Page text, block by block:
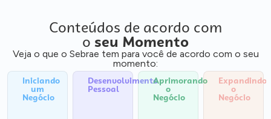
Conteúdos de acordo com
o seu Momento
Veja o que o Sebrae tem para você de acordo com o seu
momento:
Iniciando
um
Negócio
Desenvolvimento
Pessoal
Aprimorando
o
Negócio
Expandindo
o
Negócio